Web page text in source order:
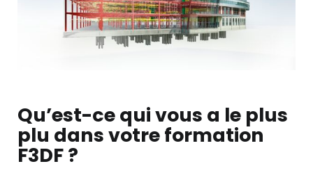
Qu’est-ce qui vous a le plus
plu dans votre formation
F3DF ?